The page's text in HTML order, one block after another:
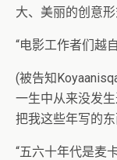
大、美丽的创意形
“电影工作者们越
(被告知
一生中从来没发
把我这些年写的
“五六十年代是麦